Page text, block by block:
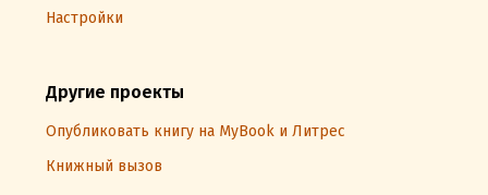
Настройки
Другие проекты
Опубликовать книгу на MyBook и Литрес
Книжный вызов